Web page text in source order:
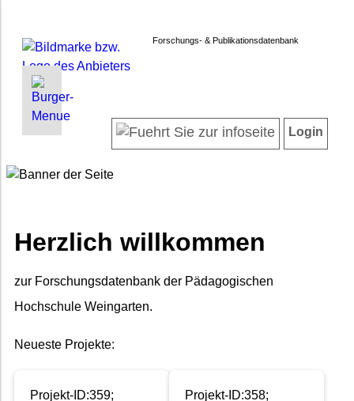
Forschungs- & Publikationsdatenbank
INFORMATIONEN | SUCHEN
Suche in Projekten
Impressum
Datenschutz
LOGIN
Login
Herzlich willkommen
zur Forschungsdatenbank der Pädagogischen
Hochschule Weingarten.
Neueste Projekte:
Projekt-ID:359;
Projekt-ID:358;